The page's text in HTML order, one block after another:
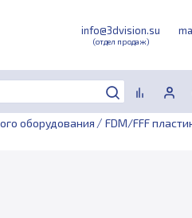
info@3dvision.su
(отдел продаж)
оборудования / FDM/FFF